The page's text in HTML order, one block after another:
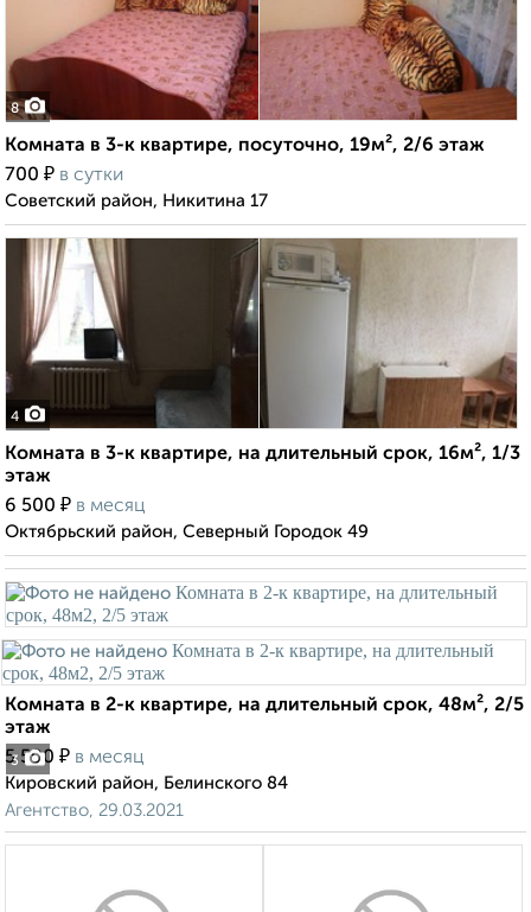
8
Комната в 3-к квартире, посуточно, 19м², 2/6 этаж
700 ₽ в сутки
Советский район, Никитина 17
4
Комната в 3-к квартире, на длительный срок, 16м², 1/3
этаж
6 500 ₽ в месяц
Октябрьский район, Северный Городок 49
3
Комната в 2-к квартире, на длительный срок, 48м², 2/5
этаж
5 500 ₽ в месяц
Кировский район, Белинского 84
Агентство, 29.03.2021